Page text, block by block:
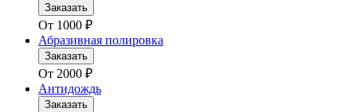
Заказать
От 1000 ₽
Абразивная полировка
Заказать
От 2000 ₽
Антидождь
Заказать